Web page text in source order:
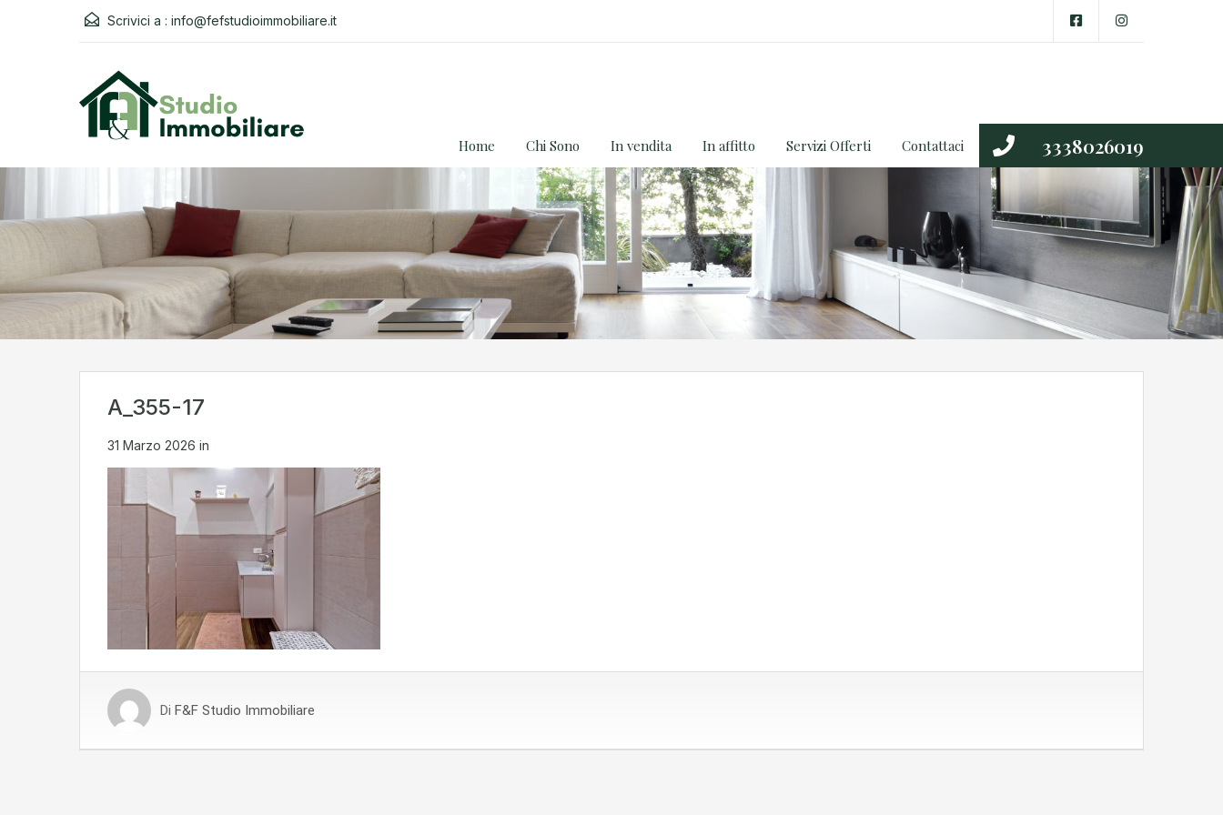
Scrivici a : info@fefstudioimmobiliare.it
3338026019
Home Chi Sono In vendita In affitto Servizi Offerti Contattaci
A_355-17
31 Marzo 2026 in
Di F&F Studio Immobiliare